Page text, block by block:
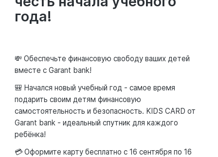
года!
💸 Обеспечьте финансовую свободу ваших детей
вместе с Garant bank!
🎒 Начался новый учебный год - самое время
подарить своим детям финансовую
самостоятельность и безопасность. KIDS CARD от
Garant bank - идеальный спутник для каждого
ребёнка!
💳 Оформите карту бесплатно с 16 сентября по 16